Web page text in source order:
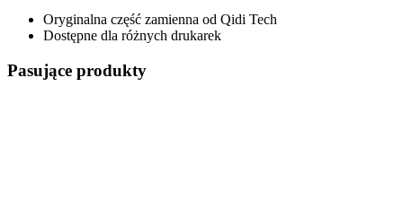
Oryginalna część zamienna od Qidi Tech
Dostępne dla różnych drukarek
Pasujące produkty